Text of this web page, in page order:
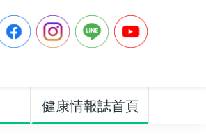
健康情報誌首頁